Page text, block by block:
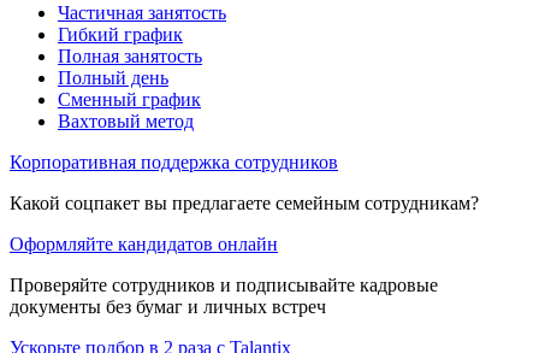
Частичная занятость
Гибкий график
Полная занятость
Полный день
Сменный график
Вахтовый метод
Корпоративная поддержка сотрудников
Какой соцпакет вы предлагаете семейным сотрудникам?
Оформляйте кандидатов онлайн
Проверяйте сотрудников и подписывайте кадровые
документы без бумаг и личных встреч
Ускорьте подбор в 2 раза с Talantix